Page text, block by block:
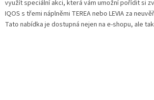
využít speciální akci, která vám umožní pořídit si
IQOS s třemi náplněmi TEREA nebo LEVIA za
Tato nabídka je dostupná nejen na e-shopu, ale